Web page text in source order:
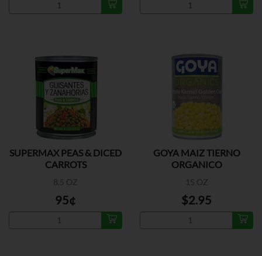
SUPERMAX PEAS & DICED
CARROTS
8.5 OZ
95¢
GOYA MAIZ TIERNO
ORGANICO
15 OZ
$2.95